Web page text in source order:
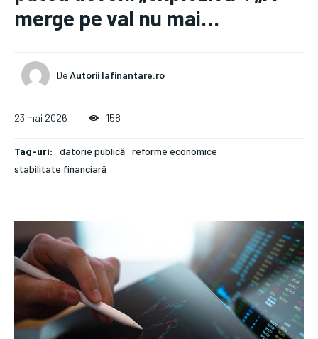
merge pe val nu mai…
DeAutorii Iafinantare.ro
23 mai 2026 158
Tag-uri: datorie publică reforme economice
stabilitate financiară